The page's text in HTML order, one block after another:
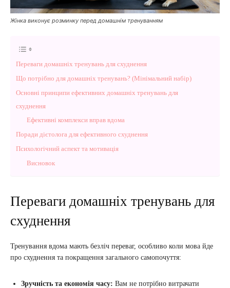
Жінка виконує розминку перед домашнім тренуванням
Переваги домашніх тренувань для схуднення
Що потрібно для домашніх тренувань? (Мінімальний набір)
Основні принципи ефективних домашніх тренувань для
схуднення
Ефективні комплекси вправ вдома
Поради дієтолога для ефективного схуднення
Психологічний аспект та мотивація
Висновок
Переваги домашніх тренувань для
схуднення
Тренування вдома мають безліч переваг, особливо коли мова йде
про схуднення та покращення загального самопочуття:
Зручність та економія часу: Вам не потрібно витрачати